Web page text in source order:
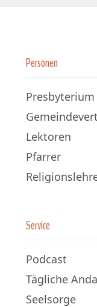
Personen
Presbyterium
Lektoren
Pfarrer
Service
Podcast
Tägliche
Seelsorge